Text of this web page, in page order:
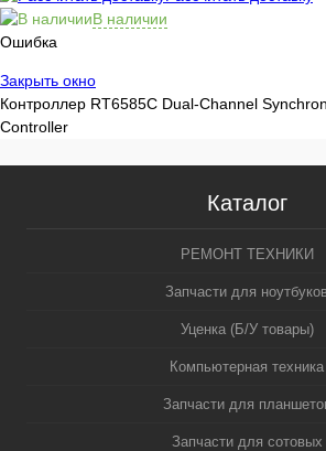
В наличии
Ошибка
Закрыть окно
Контроллер RT6585C Dual-Channel
Controller
Каталог
РЕМОНТ ТЕХНИКИ
Запчасти для
Уценка (Б/У товары)
Компьютерная техника
Запчасти для
Запчасти для сотовых